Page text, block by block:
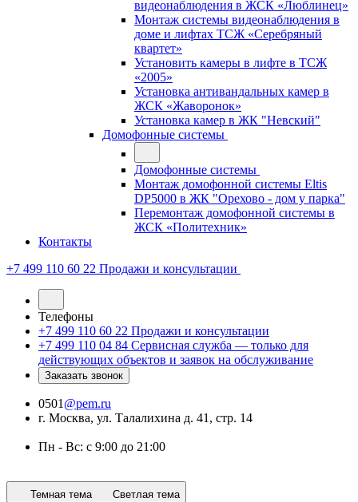
видеонаблюдения в ЖСК «Люблинец»
Монтаж системы видеонаблюдения в
доме и лифтах ТСЖ «Серебряный
квартет»
Установить камеры в лифте в ТСЖ
«2005»
Установка антивандальных камер в
ЖСК «Жаворонок»
Установка камер в ЖК "Невский"
Домофонные системы
Домофонные системы
Монтаж домофонной системы Eltis
DP5000 в ЖК "Орехово - дом у парка"
Перемонтаж домофонной системы в
ЖСК «Политехник»
Контакты
+7 499 110 60 22 Продажи и консультации
Телефоны
+7 499 110 60 22 Продажи и консультации
+7 499 110 04 84 Сервисная служба — только для
действующих объектов и заявок на обслуживание
Заказать звонок
0501 @pem.ru
г. Москва, ул. Талалихина д. 41, стр. 14
Пн - Вс: с 9:00 до 21:00
Темная тема Светлая тема